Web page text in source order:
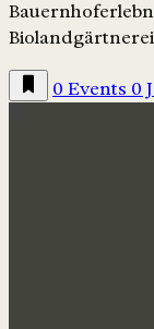
0 Events 0